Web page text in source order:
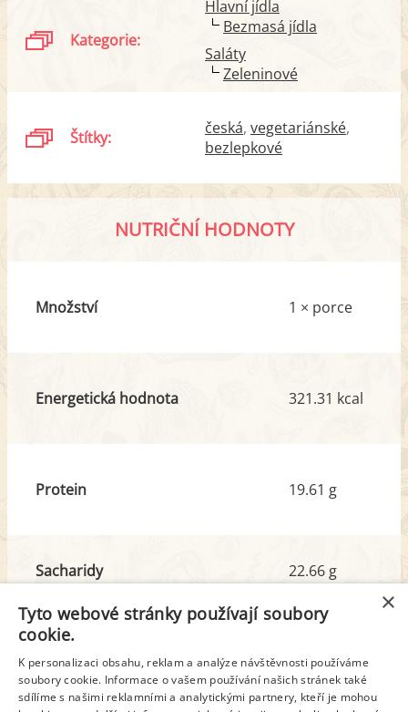
Kategorie:
Hlavní jídla
Bezmasá jídla
Saláty
Zeleninové
Štítky: česká vegetariánské
bezlepkové
NUTRIČNÍ HODNOTY
Množství 1 × porce
Energetická hodnota 321.31 kcal
Protein 19.61 g
Sacharidy
z toho cukr
22.66 g
9.87 g
Tuk
z toho nas. mastné kyseliny
14.91 g
7.60 g
×
Tyto webové stránky používají soubory
cookie.
K personalizaci obsahu, reklam a analýze návštěvnosti používáme
soubory cookie. Informace o vašem používání našich stránek také
sdílíme s našimi reklamními a analytickými partnery, kteří je mohou